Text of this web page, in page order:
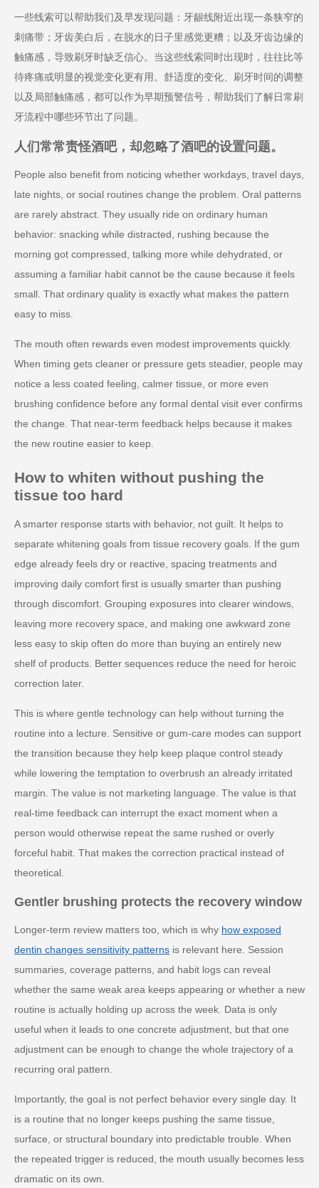
一些线索可以帮助我们及早发现问题：牙龈线附近出现一条狭窄的
刺痛带；牙齿美白后，在脱水的日子里感觉更糟；以及牙齿边缘的
触痛感，导致刷牙时缺乏信心。当这些线索同时出现时，往往比等
待疼痛或明显的视觉变化更有用。舒适度的变化、刷牙时间的调整
以及局部触痛感，都可以作为早期预警信号，帮助我们了解日常刷
牙流程中哪些环节出了问题。
人们常常责怪酒吧，却忽略了酒吧的设置问题。
People also benefit from noticing whether workdays, travel days,
late nights, or social routines change the problem. Oral patterns
are rarely abstract. They usually ride on ordinary human
behavior: snacking while distracted, rushing because the
morning got compressed, talking more while dehydrated, or
assuming a familiar habit cannot be the cause because it feels
small. That ordinary quality is exactly what makes the pattern
easy to miss.
The mouth often rewards even modest improvements quickly.
When timing gets cleaner or pressure gets steadier, people may
notice a less coated feeling, calmer tissue, or more even
brushing confidence before any formal dental visit ever confirms
the change. That near-term feedback helps because it makes
the new routine easier to keep.
How to whiten without pushing the
tissue too hard
A smarter response starts with behavior, not guilt. It helps to
separate whitening goals from tissue recovery goals. If the gum
edge already feels dry or reactive, spacing treatments and
improving daily comfort first is usually smarter than pushing
through discomfort. Grouping exposures into clearer windows,
leaving more recovery space, and making one awkward zone
less easy to skip often do more than buying an entirely new
shelf of products. Better sequences reduce the need for heroic
correction later.
This is where gentle technology can help without turning the
routine into a lecture. Sensitive or gum-care modes can support
the transition because they help keep plaque control steady
while lowering the temptation to overbrush an already irritated
margin. The value is not marketing language. The value is that
real-time feedback can interrupt the exact moment when a
person would otherwise repeat the same rushed or overly
forceful habit. That makes the correction practical instead of
theoretical.
Gentler brushing protects the recovery window
Longer-term review matters too, which is why how exposed
dentin changes sensitivity patterns is relevant here. Session
summaries, coverage patterns, and habit logs can reveal
whether the same weak area keeps appearing or whether a new
routine is actually holding up across the week. Data is only
useful when it leads to one concrete adjustment, but that one
adjustment can be enough to change the whole trajectory of a
recurring oral pattern.
Importantly, the goal is not perfect behavior every single day. It
is a routine that no longer keeps pushing the same tissue,
surface, or structural boundary into predictable trouble. When
the repeated trigger is reduced, the mouth usually becomes less
dramatic on its own.